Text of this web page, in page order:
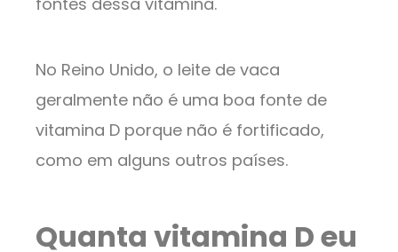
No Reino Unido, o leite de vaca
geralmente não é uma boa fonte de
vitamina D porque não é fortificado,
como em alguns outros países.
Quanta vitamina D eu